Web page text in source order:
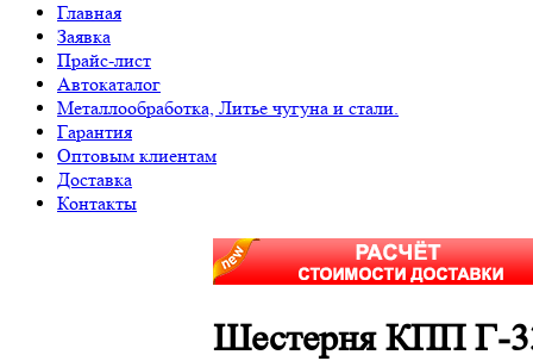
Главная
Заявка
Прайс-лист
Автокаталог
Металлообработка, Литье чугуна и стали.
Гарантия
Оптовым клиентам
Доставка
Контакты
Шестерня КПП Г-